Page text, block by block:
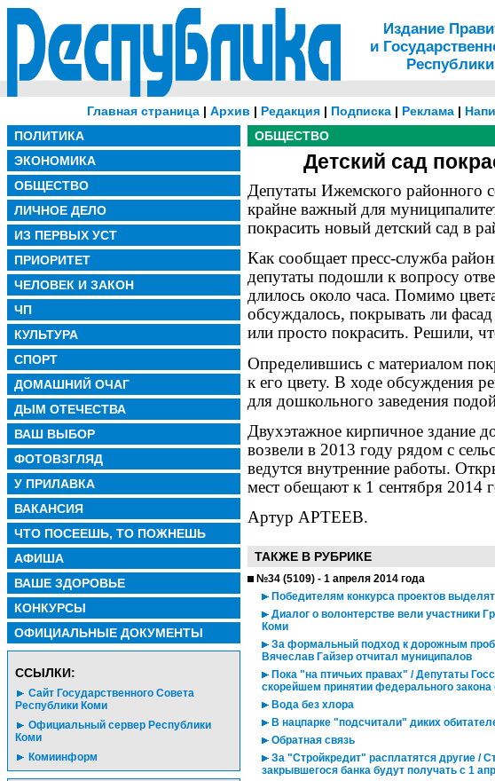
Издание
и
Главная страница | Архив | Редакция | Подписка | Реклама |
ПОЛИТИКА
ЭКОНОМИКА
ОБЩЕСТВО
ЛИЧНОЕ ДЕЛО
ИЗ ПЕРВЫХ УСТ
ПРИОРИТЕТ
ЧЕЛОВЕК И ЗАКОН
ЧП
КУЛЬТУРА
СПОРТ
ДОМАШНИЙ ОЧАГ
ДЫМ ОТЕЧЕСТВА
ВАШ ВЫБОР
ФОТОВЗГЛЯД
У ПРИЛАВКА
ВАКАНСИЯ
ЧТО ПОСЕЕШЬ, ТО ПОЖНЕШЬ
АФИША
ВАШЕ ЗДОРОВЬЕ
КОНКУРСЫ
ОФИЦИАЛЬНЫЕ ДОКУМЕНТЫ
CСЫЛКИ:
Сайт Государственного Совета
Республики Коми
Официальный сервер Республики
Коми
Комиинформ
ОБЩЕСТВО
Детский сад
Депутаты Ижемского районного
крайне важный для
покрасить новый детский сад в
Как сообщает пресс-служба
депутаты подошли к вопросу
длилось около часа. Помимо
обсуждалось, покрывать ли
или просто покрасить. Решили,
Определившись с материалом
к его цвету. В ходе обсуждения
для дошкольного заведения
Двухэтажное кирпичное здание
возвели в 2013 году рядом с
ведутся внутренние работы.
мест обещают к 1 сентября 2014
Артур АРТЕЕВ.
ТАКЖЕ В РУБРИКЕ
№34 (5109) - 1 апреля 2014 года
Победителям конкурса проектов
Диалог о волонтерстве вели участники
Коми
За формальный подход к дорожным
Вячеслав Гайзер отчитал муниципалов
Пока "на птичьих правах" / Депутаты
скорейшем принятии федерального закона
Вода без хлора
В нацпарке "подсчитали" диких
Обратная связь
За "Стройкредит" расплатятся другие /
закрывшегося банка будут получать с 1